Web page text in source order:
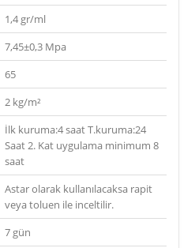
1,4 gr/ml
7,45±0,3 Mpa
65
2 kg/m²
İlk kuruma:4 saat T.kuruma:24
Saat 2. Kat uygulama minimum 8
saat
Astar olarak kullanılacaksa rapit
veya toluen ile inceltilir.
7 gün